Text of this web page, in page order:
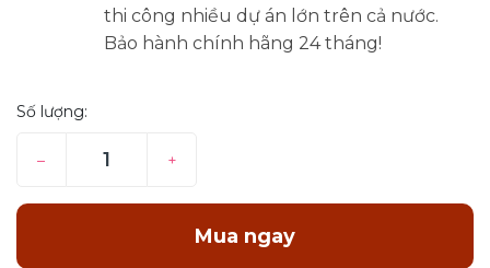
thi công nhiều dự án lớn trên cả nước.
Bảo hành chính hãng 24 tháng!
Số lượng:
– +
Mua ngay